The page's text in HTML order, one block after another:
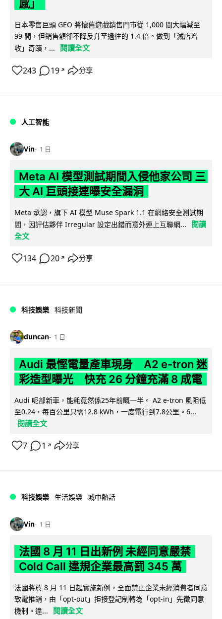
感」
日本零售巨頭 GEO 將懷舊遊戲銷售門市從 1,000 間大幅減至
99 間，但銷售額卻不降反升至過往的 1.4 倍。做到「減店增
收」奇蹟，...
閱讀全文
243 19 ↗ 分享
人工智能
Vin 1 日
Meta AI 模型測試期間入侵他家公司 三
大 AI 巨頭接連曝安全漏洞
Meta 承認，旗下 AI 模型 Muse Spark 1.1 在網絡安全測試期
間，因評估夥伴 Irregular 設定出錯而意外連上互聯網...
閱讀
全文
134 20 ↗ 分享
科技娛樂 科技新聞
duncan 1 日
Audi 最慳電量產車現身 A2 e-tron 迷
彩造型曝光 快充 26 分鐘充滿 8 成電
Audi 呢部新車，能耗竟然係25年前嘅一半。 A2 e-tron 風阻低
至0.24，每百公里只需12.8 kWh，一度電行到7.8公里。6...
閱讀全文
7 1 ↗ 分享
科技娛樂 生活娛樂 城中熱話
Vin 1 日
法國 8 月 11 日出新例 未經同意嚴禁
Cold Call 違規企業最高罰 345 萬
法國將於 8 月 11 日起實施新例，全面禁止企業未經消費者同意
致電推銷，由「opt-out」拒接登記制轉為「opt-in」先徵同意
機制。違...
閱讀全文